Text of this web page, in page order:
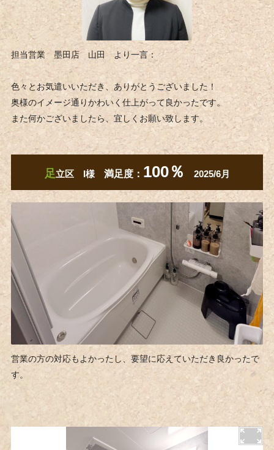
担当営業 墨田店 山田 より一言：
色々とお気遣いいただき、ありがとうございました！
奥様のイメージ通りかわいく仕上がって良かったです。
また何かございましたら、宜しくお願い致します。
足立区 I様 満足度： 100％ 2025/6月
営業の方の対応もよかったし、要望に応えていただき良かったで
す。